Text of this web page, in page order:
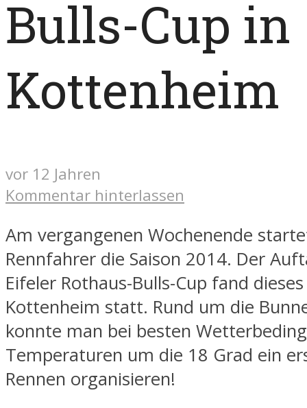
Bulls-Cup in
Kottenheim
vor 12 Jahren
Kommentar hinterlassen
Am vergangenen Wochenende
Rennfahrer die Saison 2014. Der
Eifeler Rothaus-Bulls-Cup fand
Kottenheim statt. Rund um die
konnte man bei besten
Temperaturen um die 18 Grad ein
Rennen organisieren!